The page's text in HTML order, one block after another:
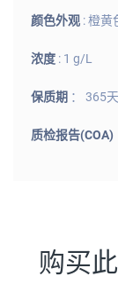
颜色外观 : 橙黄
浓度 : 1 g/L
保质期 ： 365天
质检报告(COA)
购买